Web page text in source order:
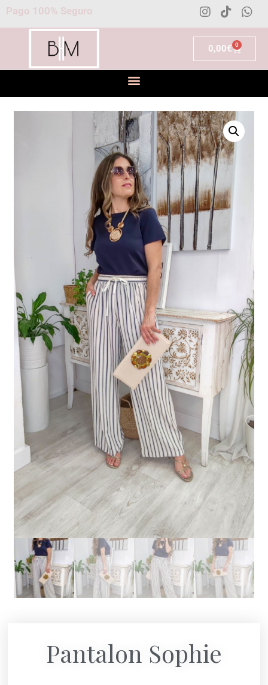
Pago 100% Seguro
0,00€ 0
Pantalon Sophie